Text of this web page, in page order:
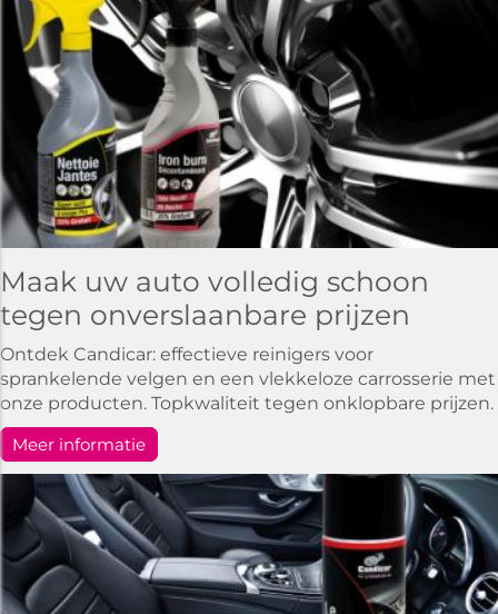
Maak uw auto volledig schoon
tegen onverslaanbare prijzen
Ontdek Candicar: effectieve reinigers voor
sprankelende velgen en een vlekkeloze carrosserie met
onze producten. Topkwaliteit tegen onklopbare prijzen.
Meer informatie